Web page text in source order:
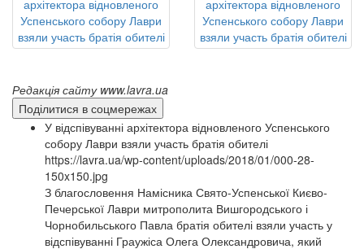
Редакція сайту www.lavra.ua
Поділитися в соцмережах
У відспівуванні архітектора відновленого Успенського
собору Лаври взяли участь братія обителі
https://lavra.ua/wp-content/uploads/2018/01/000-28-
150x150.jpg
З благословення Намісника Свято-Успенської Києво-
Печерської Лаври митрополита Вишгородського і
Чорнобильського Павла братія обителі взяли участь у
відспівуванні Граужіса Олега Олександровича, який